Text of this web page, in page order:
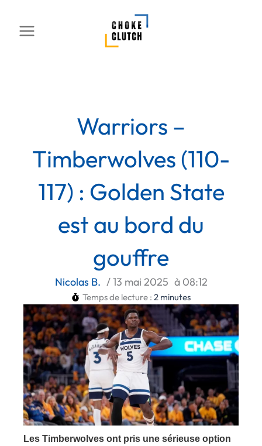
contenu
Warriors –
Timberwolves (110-
117) : Golden State
est au bord du
gouffre
Nicolas B. /13 mai 2025 à 08:12
Temps de lecture : 2 minutes
Les Timberwolves ont pris une sérieuse option